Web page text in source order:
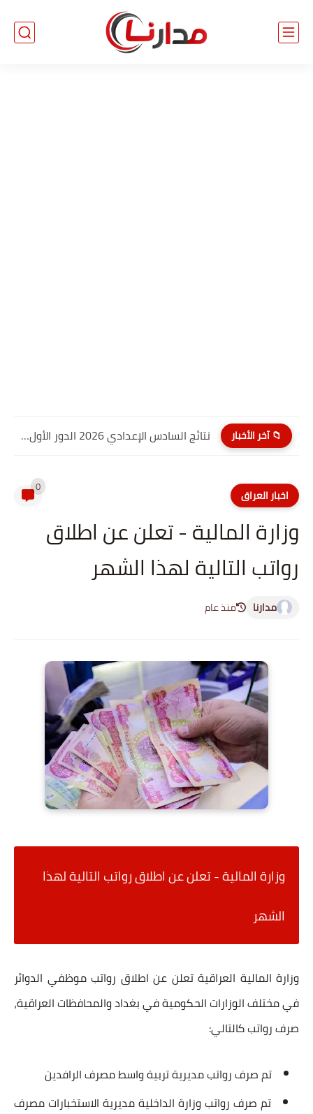
📁 آخر الأخبار نتائج السادس الإعدادي 2026 الدور الأول PDF كربلاء المقدسة| موقع...
اخبار العراق 0
وزارة المالية - تعلن عن اطلاق
رواتب التالية لهذا الشهر
مدارنا منذ عام
وزارة المالية - تعلن عن اطلاق رواتب التالية لهذا
الشهر
وزارة المالية العراقية تعلن عن اطلاق رواتب موظفي الدوائر
في مختلف الوزارات الحكومية في بغداد والمحافظات العراقية،
صرف رواتب كالتالي:
تم صرف رواتب مديرية تربية واسط مصرف الرافدين
تم صرف رواتب وزارة الداخلية مديرية الاستخبارات مصرف